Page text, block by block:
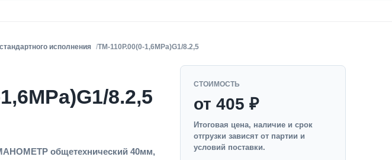
исполнения ТМ-110Р.00(0-1,6MPa)G1/8.2,5
8.2,5
общетехнический 40мм,
СТОИМОСТЬ
от 405 ₽
Итоговая цена, наличие и срок
отгрузки зависят от партии и
условий поставки.